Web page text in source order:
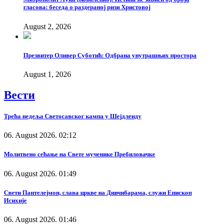
гласова: беседа о раздераној ризи Христовој
August 2, 2026
Презвитер Оливер Суботић: Одбрана унутрашњих простора
August 1, 2026
Вести
Трећа недеља Светосавског кампа у Шејдленду
06. August 2026. 02:12
Молитвено сећање на Свете мученике Пребиловачке
06. August 2026. 01:49
Свети Пантелејмон, слава цркве на Дивчибарама, служи Епископ
Исихије
06. August 2026. 01:46